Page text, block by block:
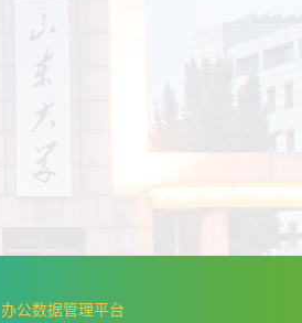
办公数据管理平台